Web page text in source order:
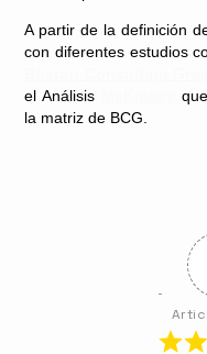
A partir de la definición
con diferentes estudios
el Análisis
la matriz de BCG.